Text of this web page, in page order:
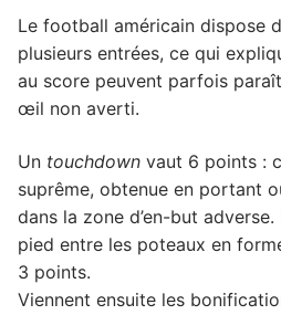
Le football américain dispose
plusieurs entrées, ce qui
au score peuvent parfois
œil non averti.
Un touchdown vaut 6 points :
suprême, obtenue en portant
dans la zone d’en-but adverse.
pied entre les poteaux en
3 points.
Viennent ensuite les